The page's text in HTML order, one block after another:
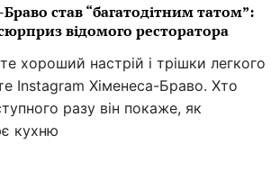
став “багатодітним татом”:
відомого ресторатора
хороший настрій і трішки легкого
Instagram Хіменеса-Браво. Хто
разу він покаже, як
кухню